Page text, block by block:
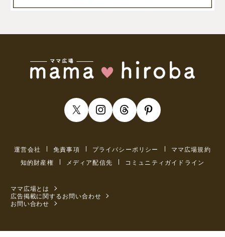
運営会社 免責事項 プライバシーポリシー
ママ広場規約
知的財産権
メディア配信先 コミュニティガイドライン
ママ広場とは
広告掲載に関するお問い合わせ
お問い合わせ